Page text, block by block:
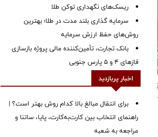
ریسک‌های نگهداری توکن طلا
سرمایه گذاری بلند مدت در طلا؛ بهترین
روش‌های حفظ ارزش سرمایه
بانک تجارت، تأمین‌کننده مالی پروژه بازسازی
فازهای ۴ و ۵ پارس جنوبی
اخبار پربازدید
برای انتقال مبالغ بالا کدام روش بهتر است؟ |
راهنمای انتخاب بین کارت‌به‌کارت، پایا، ساتنا و
مراجعه به شعبه